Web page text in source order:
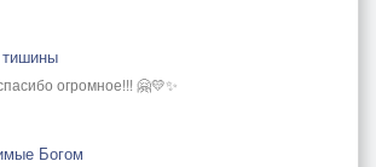
огромное!!! 🤗💛✨
Богом